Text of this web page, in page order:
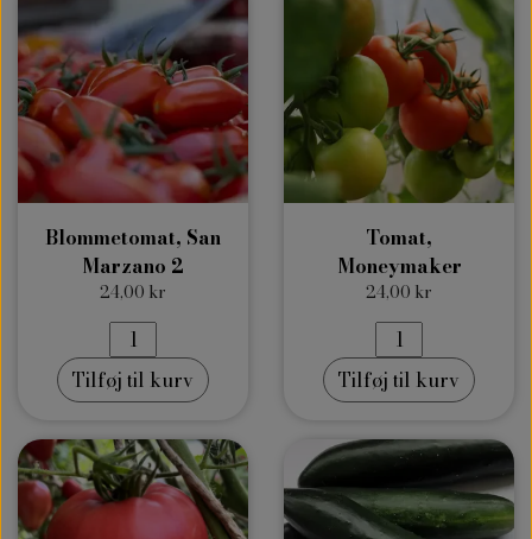
Blommetomat, San
Marzano 2
24,00 kr
Tilføj til kurv
Tomat,
Moneymaker
24,00 kr
Tilføj til kurv